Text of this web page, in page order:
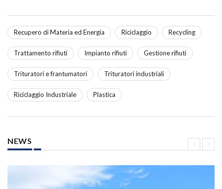
Recupero di Materia ed Energia Riciclaggio Recycling
Trattamento rifiuti Impianto rifiuti Gestione rifiuti
Trituratori e frantumatori Trituratori industriali
Riciclaggio Industriale Plastica
NEWS